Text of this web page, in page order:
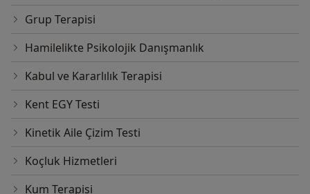
Grup Terapisi
Hamilelikte Psikolojik Danışmanlık
Kabul ve Kararlılık Terapisi
Kent EGY Testi
Kinetik Aile Çizim Testi
Koçluk Hizmetleri
Kum Terapisi